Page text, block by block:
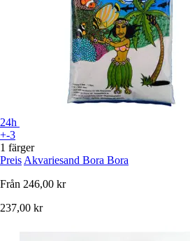
24h
+-3
1 färger
Preis Akvariesand Bora Bora
Från 246,00 kr
237,00 kr